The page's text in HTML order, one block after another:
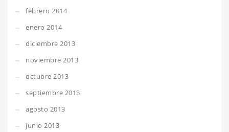
febrero 2014
enero 2014
diciembre 2013
noviembre 2013
octubre 2013
septiembre 2013
agosto 2013
junio 2013